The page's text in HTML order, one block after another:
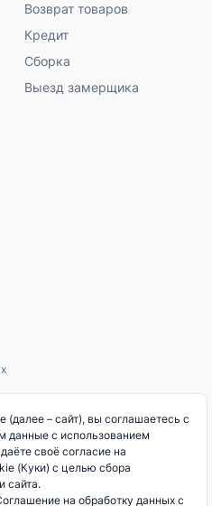
Возврат товаров
Кредит
Сборка
Выезд замерщика
(далее – сайт), вы соглашаетесь с
данные с использованием
своё согласие на
(Куки) с целью сбора
сайта.
на обработку данных с